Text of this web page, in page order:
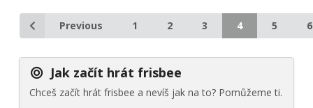
Previous 1 2 3 4 5 6
Jak začít hrát frisbee
Chceš začít hrát frisbee a nevíš jak na to? Pomůžeme ti.